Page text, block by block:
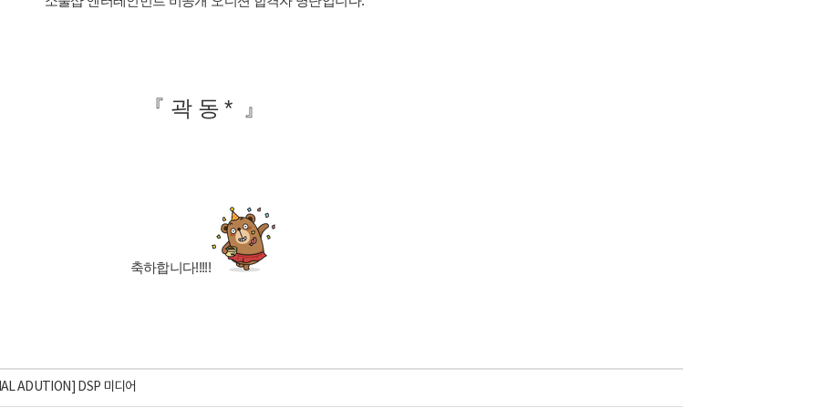
『 곽 동* 』
축하합니다!!!!!
ADUTION] DSP 미디어